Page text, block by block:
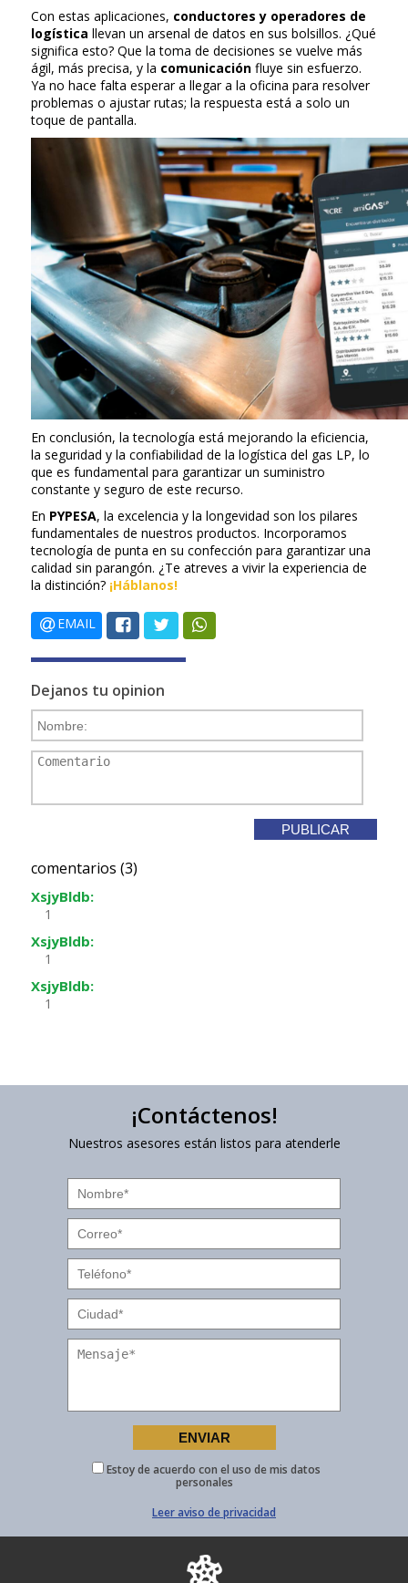
Con estas aplicaciones, conductores y operadores de
logística llevan un arsenal de datos en sus bolsillos. ¿Qué
significa esto? Que la toma de decisiones se vuelve más
ágil, más precisa, y la comunicación fluye sin esfuerzo.
Ya no hace falta esperar a llegar a la oficina para resolver
problemas o ajustar rutas; la respuesta está a solo un
toque de pantalla.
En conclusión, la tecnología está mejorando la eficiencia,
la seguridad y la confiabilidad de la logística del gas LP, lo
que es fundamental para garantizar un suministro
constante y seguro de este recurso.
En PYPESA, la excelencia y la longevidad son los pilares
fundamentales de nuestros productos. Incorporamos
tecnología de punta en su confección para garantizar una
calidad sin parangón. ¿Te atreves a vivir la experiencia de
la distinción? ¡Háblanos!
EMAIL
Dejanos tu opinion
comentarios (3)
XsjyBldb:
1
XsjyBldb:
1
XsjyBldb:
1
¡Contáctenos!
Nuestros asesores están listos para atenderle
Estoy de acuerdo con el uso de mis datos
personales
Leer aviso de privacidad